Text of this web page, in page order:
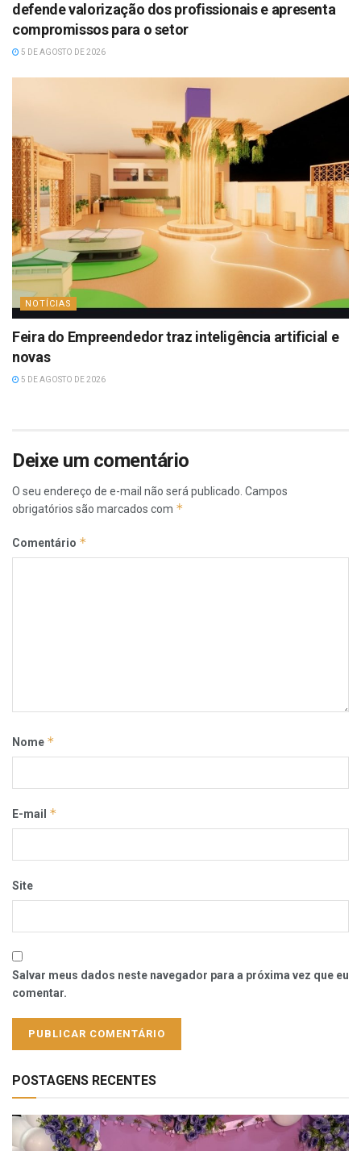
defende valorização dos profissionais e apresenta
compromissos para o setor
5 DE AGOSTO DE 2026
NOTÍCIAS
Feira do Empreendedor traz inteligência artificial e
novas
5 DE AGOSTO DE 2026
Deixe um comentário
O seu endereço de e-mail não será publicado. Campos
obrigatórios são marcados com *
Comentário *
Nome *
E-mail *
Site
Salvar meus dados neste navegador para a próxima vez que eu
comentar.
POSTAGENS RECENTES